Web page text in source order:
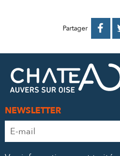
Partager 
NEWSLETTER
Adresse
e-